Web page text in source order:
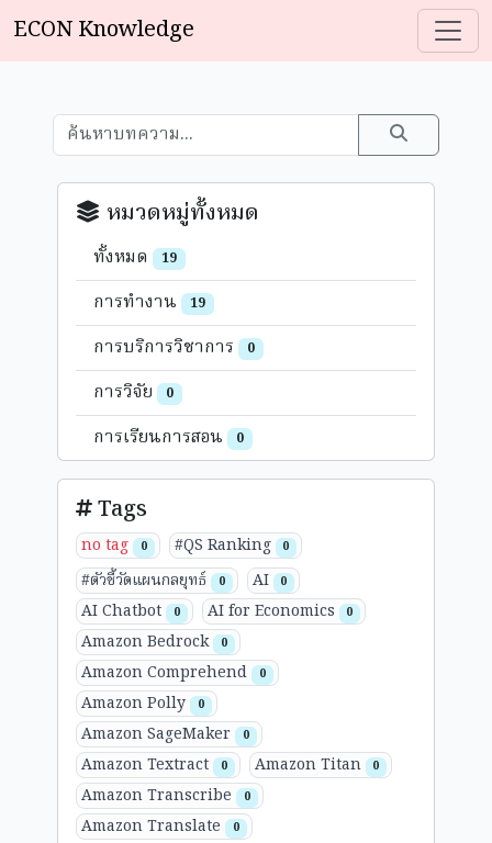
ECON Knowledge
หมวดหมู่ทั้งหมด
ทั้งหมด 19
การทำงาน 19
การบริการวิชาการ 0
การวิจัย 0
การเรียนการสอน 0
Tags
no tag 0 #QS Ranking 0
#ตัวชี้วัดแผนกลยุทธ์ 0 AI 0
AI Chatbot 0 AI for Economics 0
Amazon Bedrock 0
Amazon Comprehend 0
Amazon Polly 0
Amazon SageMaker 0
Amazon Textract 0 Amazon Titan 0
Amazon Transcribe 0
Amazon Translate 0